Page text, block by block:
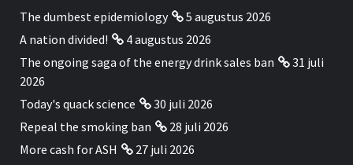
The dumbest epidemiology
5 augustus 2026
A nation divided!
4 augustus 2026
The ongoing saga of the energy drink sales ban
31 juli
2026
Today's quack science
30 juli 2026
Repeal the smoking ban
28 juli 2026
More cash for ASH
27 juli 2026